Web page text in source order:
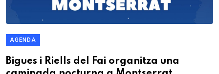
AGENDA
Bigues i Riells del Fai organitza una